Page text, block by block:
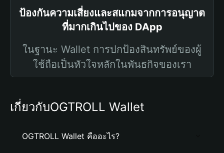
ป้องกันความเสี่ยงและสแกมจากการอนุญาต
ที่มากเกินไปของ DApp
ในฐานะ Wallet การปกป้องสินทรัพย์ของผู้
ใช้ถือเป็นหัวใจหลักในพันธกิจของเรา
เกี่ยวกับOGTROLL Wallet
OGTROLL Wallet คืออะไร?